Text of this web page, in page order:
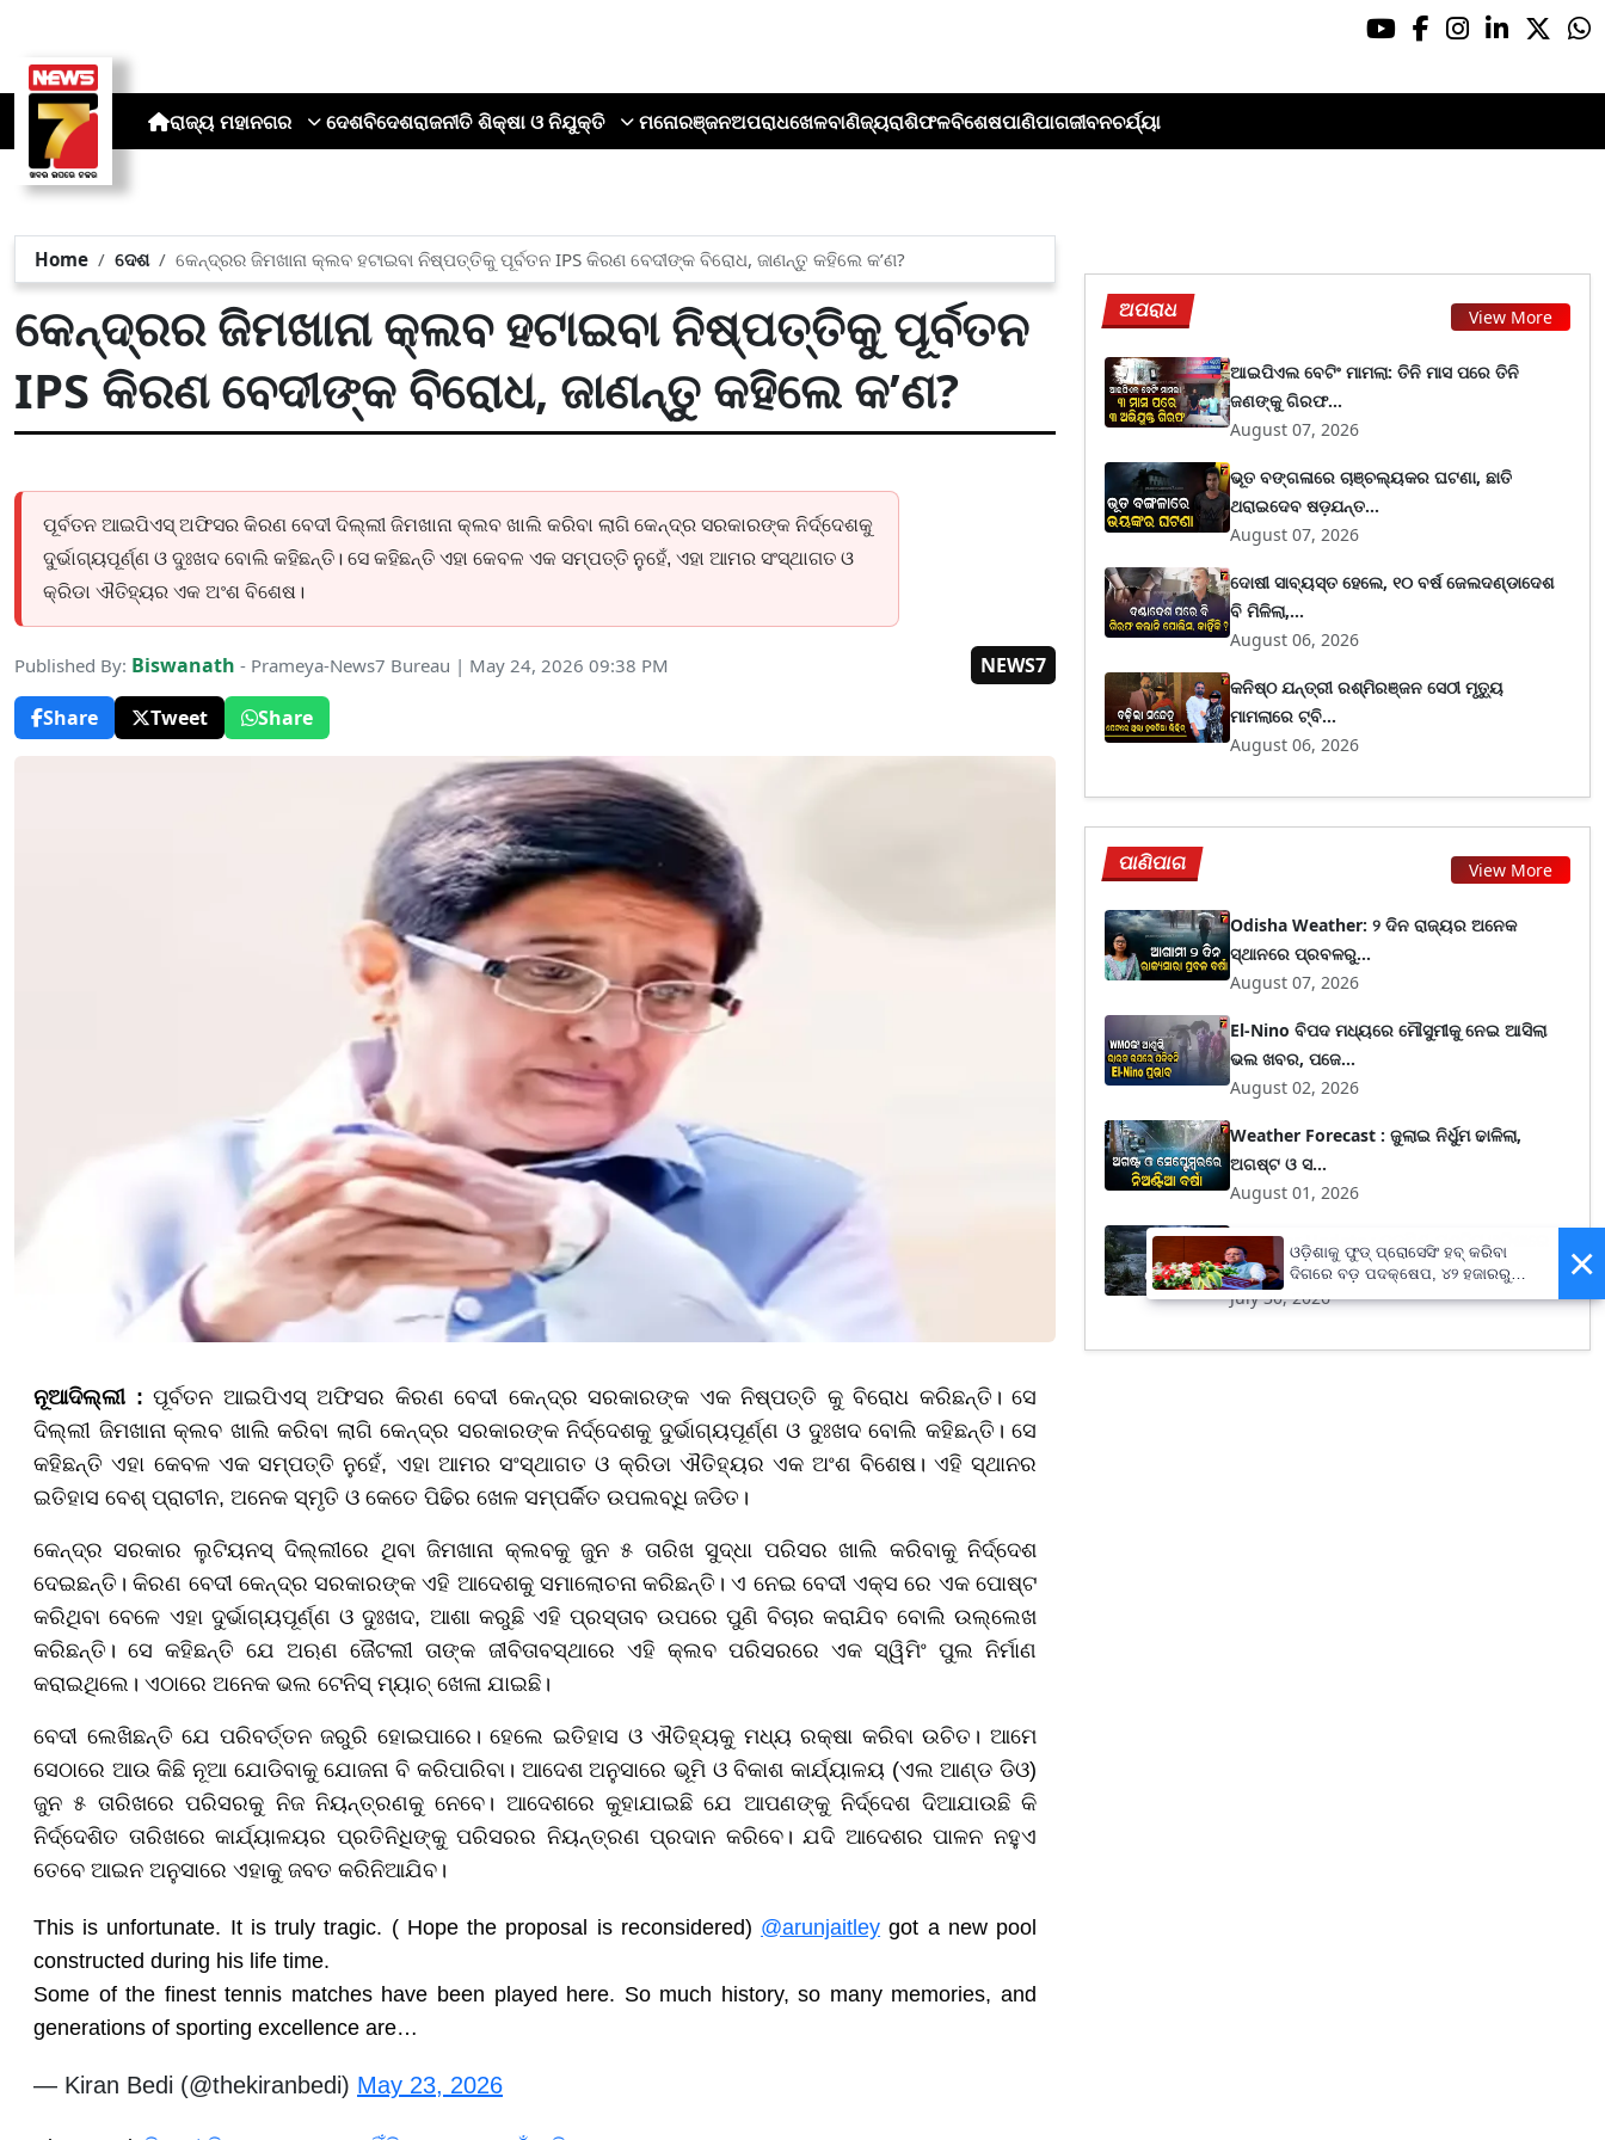
ରାଜ୍ୟ ମହାନଗର ଦେଶବିଦେଶରାଜନୀତି ଶିକ୍ଷା ଓ ନିଯୁକ୍ତି ମନୋରଞ୍ଜନଅପରାଧଖେଳବାଣିଜ୍ୟରାଶିଫଳବିଶେଷପାଣିପାଗଜୀବନଚର୍ଯ୍ୟା
Home ଦେଶ କେନ୍ଦ୍ରର ଜିମଖାନା କ୍ଲବ ହଟାଇବା ନିଷ୍ପତ୍ତିକୁ ପୂର୍ବତନ IPS କିରଣ ବେଦୀଙ୍କ ବିରୋଧ, ଜାଣନ୍ତୁ କହିଲେ କ’ଣ?
କେନ୍ଦ୍ରର ଜିମଖାନା କ୍ଲବ ହଟାଇବା ନିଷ୍ପତ୍ତିକୁ ପୂର୍ବତନ
IPS କିରଣ ବେଦୀଙ୍କ ବିରୋଧ, ଜାଣନ୍ତୁ କହିଲେ କ’ଣ?
ପୂର୍ବତନ ଆଇପିଏସ୍ ଅଫିସର କିରଣ ବେଦୀ ଦିଲ୍ଲୀ ଜିମଖାନା କ୍ଲବ ଖାଲି କରିବା ଲାଗି କେନ୍ଦ୍ର ସରକାରଙ୍କ ନିର୍ଦ୍ଦେଶକୁ
ଦୁର୍ଭାଗ୍ୟପୂର୍ଣ୍ଣ ଓ ଦୁଃଖଦ ବୋଲି କହିଛନ୍ତି। ସେ କହିଛନ୍ତି ଏହା କେବଳ ଏକ ସମ୍ପତ୍ତି ନୁହେଁ, ଏହା ଆମର ସଂସ୍ଥାଗତ ଓ
କ୍ରିଡା ଐତିହ୍ୟର ଏକ ଅଂଶ ବିଶେଷ।
Published By: Biswanath - Prameya-News7 Bureau | May 24, 2026 09:38 PM
NEWS7
Share
Tweet Share
ନୂଆଦିଲ୍ଲୀ : ପୂର୍ବତନ ଆଇପିଏସ୍ ଅଫିସର କିରଣ ବେଦୀ କେନ୍ଦ୍ର ସରକାରଙ୍କ ଏକ ନିଷ୍ପତ୍ତି କୁ ବିରୋଧ କରିଛନ୍ତି। ସେ
ଦିଲ୍ଲୀ ଜିମଖାନା କ୍ଲବ ଖାଲି କରିବା ଲାଗି କେନ୍ଦ୍ର ସରକାରଙ୍କ ନିର୍ଦ୍ଦେଶକୁ ଦୁର୍ଭାଗ୍ୟପୂର୍ଣ୍ଣ ଓ ଦୁଃଖଦ ବୋଲି କହିଛନ୍ତି। ସେ
କହିଛନ୍ତି ଏହା କେବଳ ଏକ ସମ୍ପତ୍ତି ନୁହେଁ, ଏହା ଆମର ସଂସ୍ଥାଗତ ଓ କ୍ରିଡା ଐତିହ୍ୟର ଏକ ଅଂଶ ବିଶେଷ। ଏହି ସ୍ଥାନର
ଇତିହାସ ବେଶ୍ ପ୍ରାଚୀନ, ଅନେକ ସ୍ମୃତି ଓ କେତେ ପିଢିର ଖେଳ ସମ୍ପର୍କିତ ଉପଲବ୍ଧି ଜଡିତ।
କେନ୍ଦ୍ର ସରକାର ଲୁଟିୟନସ୍ ଦିଲ୍ଲୀରେ ଥିବା ଜିମଖାନା କ୍ଲବକୁ ଜୁନ ୫ ତାରିଖ ସୁଦ୍ଧା ପରିସର ଖାଲି କରିବାକୁ ନିର୍ଦ୍ଦେଶ
ଦେଇଛନ୍ତି। କିରଣ ବେଦୀ କେନ୍ଦ୍ର ସରକାରଙ୍କ ଏହି ଆଦେଶକୁ ସମାଲୋଚନା କରିଛନ୍ତି। ଏ ନେଇ ବେଦୀ ଏକ୍ସ ରେ ଏକ ପୋଷ୍ଟ
କରିଥିବା ବେଳେ ଏହା ଦୁର୍ଭାଗ୍ୟପୂର୍ଣ୍ଣ ଓ ଦୁଃଖଦ, ଆଶା କରୁଛି ଏହି ପ୍ରସ୍ତାବ ଉପରେ ପୁଣି ବିଚାର କରାଯିବ ବୋଲି ଉଲ୍ଲେଖ
କରିଛନ୍ତି। ସେ କହିଛନ୍ତି ଯେ ଅଋଣ ଜୈଟଲୀ ତାଙ୍କ ଜୀବିତାବସ୍ଥାରେ ଏହି କ୍ଲବ ପରିସରରେ ଏକ ସ୍ୱିମିଂ ପୁଲ ନିର୍ମାଣ
କରାଇଥିଲେ। ଏଠାରେ ଅନେକ ଭଲ ଟେନିସ୍ ମ୍ୟାଚ୍ ଖେଳା ଯାଇଛି।
ବେଦୀ ଲେଖିଛନ୍ତି ଯେ ପରିବର୍ତ୍ତନ ଜରୁରି ହୋଇପାରେ। ହେଲେ ଇତିହାସ ଓ ଐତିହ୍ୟକୁ ମଧ୍ୟ ରକ୍ଷା କରିବା ଉଚିତ। ଆମେ
ସେଠାରେ ଆଉ କିଛି ନୂଆ ଯୋଡିବାକୁ ଯୋଜନା ବି କରିପାରିବା। ଆଦେଶ ଅନୁସାରେ ଭୂମି ଓ ବିକାଶ କାର୍ଯ୍ୟାଳୟ (ଏଲ ଆଣ୍ଡ ଡିଓ)
ଜୁନ ୫ ତାରିଖରେ ପରିସରକୁ ନିଜ ନିୟନ୍ତ୍ରଣକୁ ନେବେ। ଆଦେଶରେ କୁହାଯାଇଛି ଯେ ଆପଣଙ୍କୁ ନିର୍ଦ୍ଦେଶ ଦିଆଯାଉଛି କି
ନିର୍ଦ୍ଦେଶିତ ତାରିଖରେ କାର୍ଯ୍ୟାଳୟର ପ୍ରତିନିଧିଙ୍କୁ ପରିସରର ନିୟନ୍ତ୍ରଣ ପ୍ରଦାନ କରିବେ। ଯଦି ଆଦେଶର ପାଳନ ନହୁଏ
ତେବେ ଆଇନ ଅନୁସାରେ ଏହାକୁ ଜବତ କରିନିଆଯିବ।
This is unfortunate. It is truly tragic. ( Hope the proposal is reconsidered) @arunjaitley got a new pool
constructed during his life time.
Some of the finest tennis matches have been played here. So much history, so many memories, and
generations of sporting excellence are…
— Kiran Bedi (@thekiranbedi) May 23, 2026
ଅପରାଧ View More
ଆଇପିଏଲ ବେଟିଂ ମାମଲା: ତିନି ମାସ ପରେ ତିନି
ଜଣଙ୍କୁ ଗିରଫ...
August 07, 2026
ଭୂତ ବଙ୍ଗଳାରେ ଚାଞ୍ଚଲ୍ୟକର ଘଟଣା, ଛାତି
ଥରାଇଦେବ ଷଡ଼ଯନ୍ତ...
August 07, 2026
ଦୋଷୀ ସାବ୍ୟସ୍ତ ହେଲେ, ୧୦ ବର୍ଷ ଜେଲଦଣ୍ଡାଦେଶ
ବି ମିଳିଲା,...
August 06, 2026
କନିଷ୍ଠ ଯନ୍ତ୍ରୀ ରଶ୍ମିରଞ୍ଜନ ସେଠୀ ମୃତ୍ୟୁ
ମାମଲାରେ ଟ୍ବି...
August 06, 2026
ପାଣିପାଗ View More
Odisha Weather: ୨ ଦିନ ରାଜ୍ୟର ଅନେକ
ସ୍ଥାନରେ ପ୍ରବଳରୁ...
August 07, 2026
El-Nino ବିପଦ ମଧ୍ୟରେ ମୌସୁମୀକୁ ନେଇ ଆସିଲା
ଭଲ ଖବର, ପଜେ...
August 02, 2026
Weather Forecast : ଜୁଲାଇ ନିର୍ଧୁମ ଢାଳିଲା,
ଅଗଷ୍ଟ ଓ ସ...
August 01, 2026
Weather Update : ଦକ୍ଷିଣ-ପଶ୍ଚିମ ଓଡ଼ିଶାରେ
ପ୍ରବଳ ବର୍ଷ...
July 30, 2026
×
ଓଡ଼ିଶାକୁ ଫୁଡ୍ ପ୍ରୋସେସିଂ ହବ୍ କରିବା
ଦିଗରେ ବଡ଼ ପଦକ୍ଷେପ, ୪୨ ହଜାରରୁ